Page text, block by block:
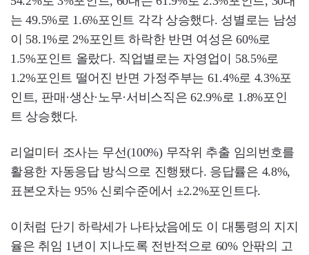
는 49.5%로 1.6%포인트 각각 상승했다. 성별로는 남성
이 58.1%로 2%포인트 하락한 반면 여성은 60%로
1.5%포인트 올랐다. 직업별로는 자영업이 58.5%로
1.2%포인트 떨어진 반면 가정주부는 61.4%로 4.3%포
인트, 판매·생산·노무·서비스직은 62.9%로 1.8%포인
트 상승했다.
리얼미터 조사는 무선(100%) 무작위 추출 임의번호를
활용한 자동응답 방식으로 진행됐다. 응답률은 4.8%,
표본오차는 95% 신뢰수준에서 ±2.2%포인트다.
이처럼 단기 하락세가 나타났음에도 이 대통령의 지지
율은 취임 1년이 지나도록 전반적으로 60% 안팎의 고